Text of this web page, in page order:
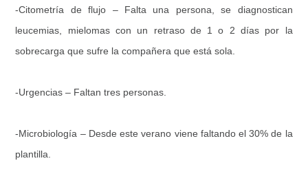
-Citometría de flujo – Falta una persona, se diagnostican
leucemias, mielomas con un retraso de 1 o 2 días por la
sobrecarga que sufre la compañera que está sola.
-Urgencias – Faltan tres personas.
-Microbiología – Desde este verano viene faltando el 30% de la
plantilla.